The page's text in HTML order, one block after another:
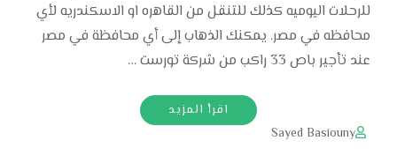
للرحلات اليوميه كذلك للتنقل من القاهره او الاسكندريه لأي
محافظه في مصر. يمكنك الذهاب إلى أي محافظة في مصر
عند تأجير باص 33 راكب من شركة تورست …
اقرأ المزيد
Sayed Basiouny